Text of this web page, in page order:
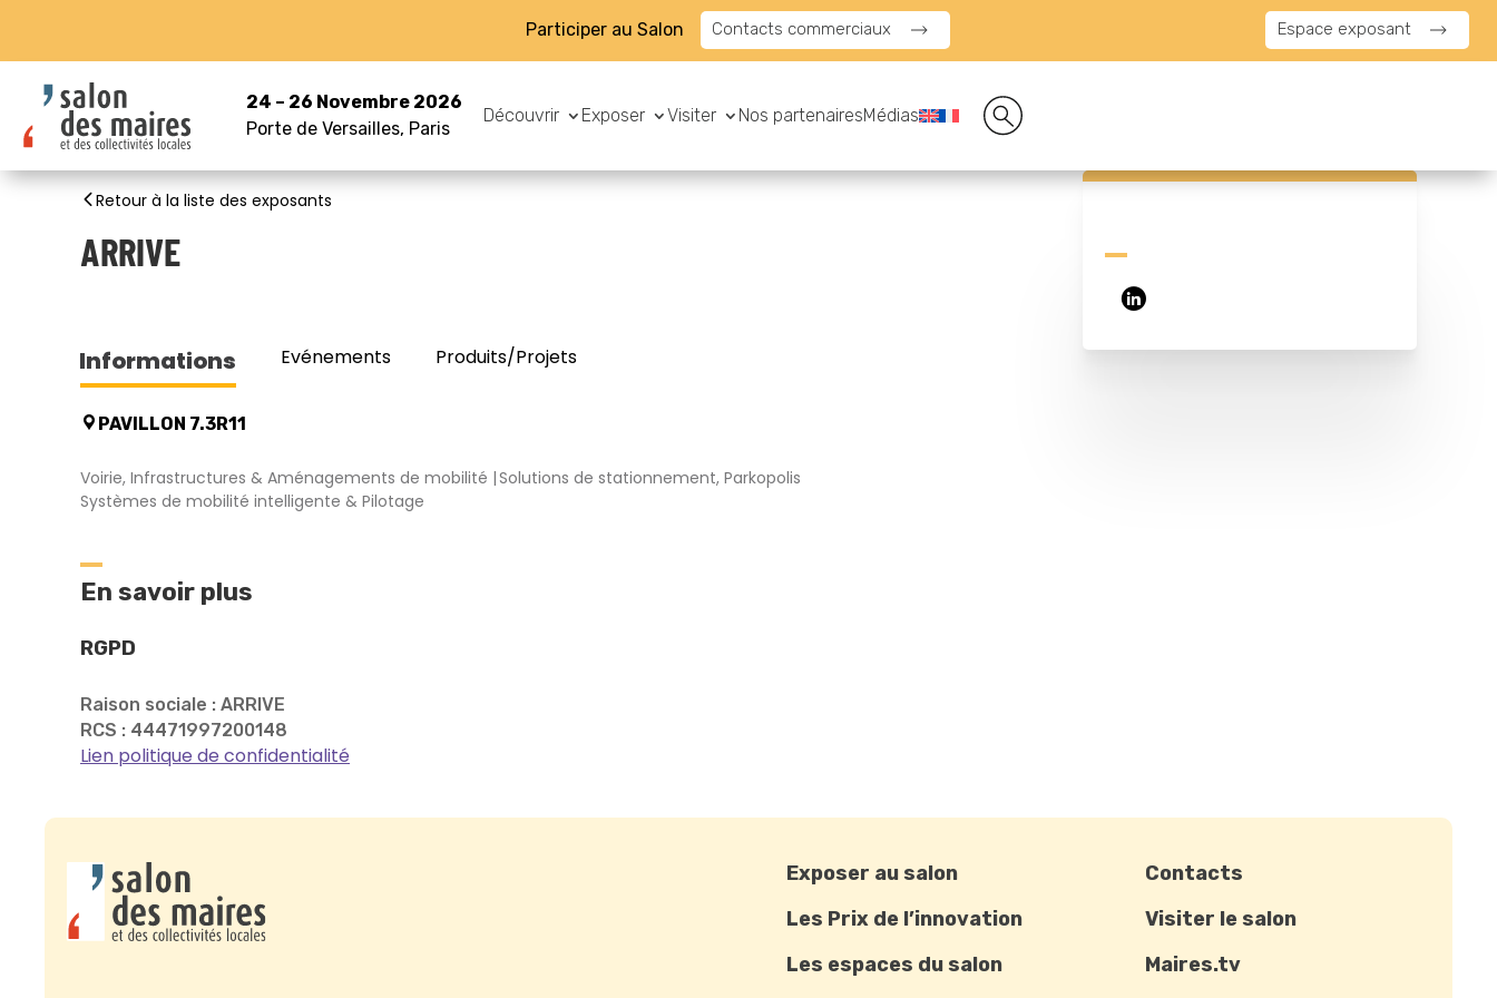
Participer au Salon Contacts commerciaux Espace exposant
24 – 26 Novembre 2026
Porte de Versailles, Paris
Découvrir Exposer Visiter Nos partenairesMédias
Retour à la liste des exposants
ARRIVE
Informations Evénements Produits/Projets
PAVILLON 7.3R11
Voirie, Infrastructures & Aménagements de mobilité Solutions de stationnement, Parkopolis
Systèmes de mobilité intelligente & Pilotage
En savoir plus
RGPD
Raison sociale : ARRIVE
RCS : 44471997200148
Lien politique de confidentialité
Exposer au salon
Les Prix de l’innovation
Les espaces du salon
Contacts
Visiter le salon
Maires.tv